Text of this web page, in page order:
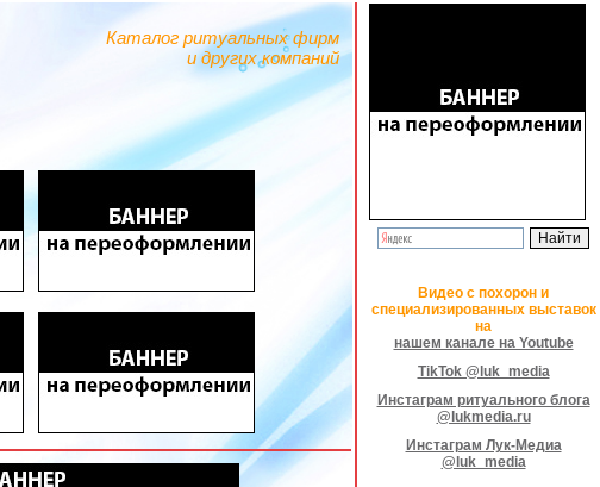
Каталог ритуальных фирм
и других компаний
Видео с похорон и
специализированных выставок
на
нашем канале на Youtube
TikTok @luk_media
Инстаграм ритуального блога
@lukmedia.ru
Инстаграм Лук-Медиа
@luk_media